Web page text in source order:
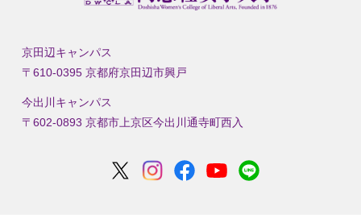
京田辺キャンパス
〒610-0395 京都府京田辺市興戸
今出川キャンパス
〒602-0893 京都市上京区今出川通寺町西入